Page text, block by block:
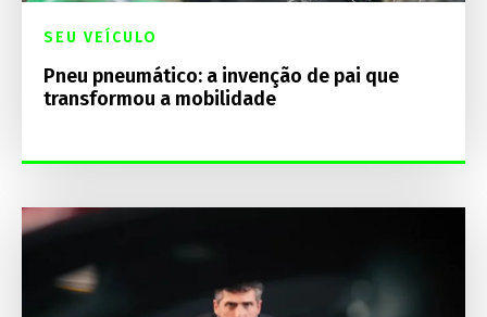
SEU VEÍCULO
Pneu pneumático: a invenção de pai que
transformou a mobilidade